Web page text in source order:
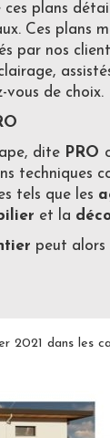
ces plans
Ces plans
par nos
vous de choix.
dite PRO
techniques
tels que les
et la
peut alors
2021 dans les